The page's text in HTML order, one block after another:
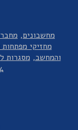
מחשבונים
מחזיקי מפתחות
והמחשב מסגרות